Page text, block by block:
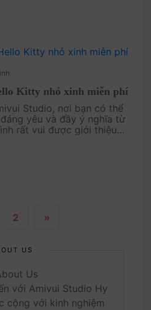
....
Kitty nhỏ xinh miễn phí
Studio, nơi bạn có thể
yêu và đầy ý nghĩa từ
rất vui được giới thiệu
2 »
US
với Amivui Studio Hy
cộng với kinh nghiệm